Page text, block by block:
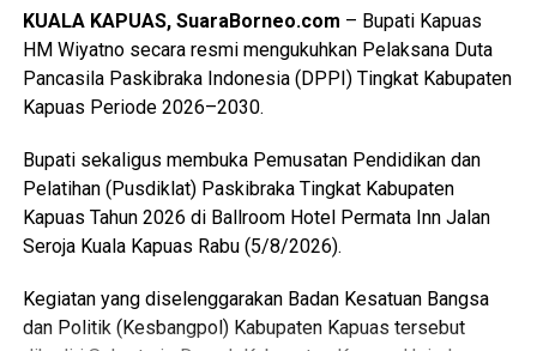
Kabupaten Kapuas setelah para peserta melampaui
serangkaian ujian ketat.
Ia menyebutkan ada sebanyak 47 anggota kontingen yang
terdiri dari peserta, pembina, dan pendamping
diberangkatkan menuju Bumi Perkemahan dan Graha
Wisata (Buperta) Cibubur Jakarta, untuk mengikuti agenda
Jamnas pada 13–23 Agustus 2026.
“Mereka akan bergabung dengan Pramuka Penggalang se-
Indonesia menurut informasi juga hadir Pramuka se-Asia
Tenggara. Ini merupakan hal positif bagi perkembangan
KUALA KAPUAS, SuaraBorneo.com – Bupati Kapuas
HM Wiyatno secara resmi mengukuhkan Pelaksana Duta
Pancasila Paskibraka Indonesia (DPPI) Tingkat Kabupaten
Kapuas Periode 2026–2030.
Bupati sekaligus membuka Pemusatan Pendidikan dan
Pelatihan (Pusdiklat) Paskibraka Tingkat Kabupaten
Kapuas Tahun 2026 di Ballroom Hotel Permata Inn Jalan
Seroja Kuala Kapuas Rabu (5/8/2026).
Kegiatan yang diselenggarakan Badan Kesatuan Bangsa
dan Politik (Kesbangpol) Kabupaten Kapuas tersebut